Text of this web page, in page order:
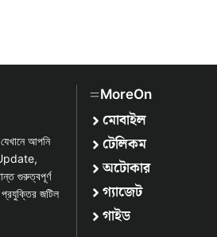
আপনি
গুরুত্বপূর্ণ
জটিল
MoreOn
মোবাইল
টেলিকম
অটোকার
গ্যাজেট
গাইড